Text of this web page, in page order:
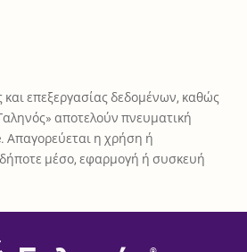
επεξεργασίας δεδομένων, καθώς
αποτελούν πνευματική
Απαγορεύεται η χρήση ή
μέσο, εφαρμογή ή συσκευή